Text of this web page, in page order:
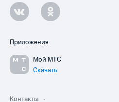
Приложения
Мой МТС
Скачать
Контакты